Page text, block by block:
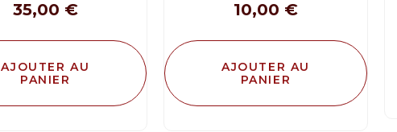
35,00 €
AJOUTER AU
PANIER
10,00 €
AJOUTER AU
PANIER